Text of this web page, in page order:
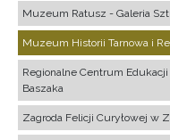
Muzeum Ratusz - Galeria
Muzeum Historii Tarnowa i
Regionalne Centrum
Baszaka
Zagroda Felicji Curyłowej w